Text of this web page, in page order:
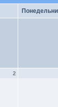
2